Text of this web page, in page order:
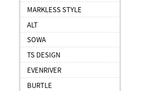
MARKLESS STYLE
ALT
SOWA
TS DESIGN
EVENRIVER
BURTLE